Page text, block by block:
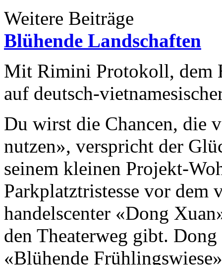
Weitere Beiträge
Blühende Landschaften
Mit Rimini Protokoll, dem
auf deutsch-
Du wirst die Chancen, die
nutzen», verspricht der
seinem kleinen Projekt-
Parkplatztristesse vor dem
handelscenter «Dong
den Theaterweg gibt.
«Blühende